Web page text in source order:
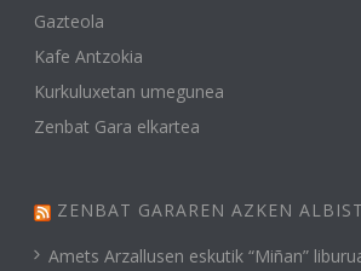
Gazteola
Kafe Antzokia
Kurkuluxetan umegunea
Zenbat Gara elkartea
ZENBAT GARAREN AZKEN
Amets Arzallusen eskutik “Miñan”